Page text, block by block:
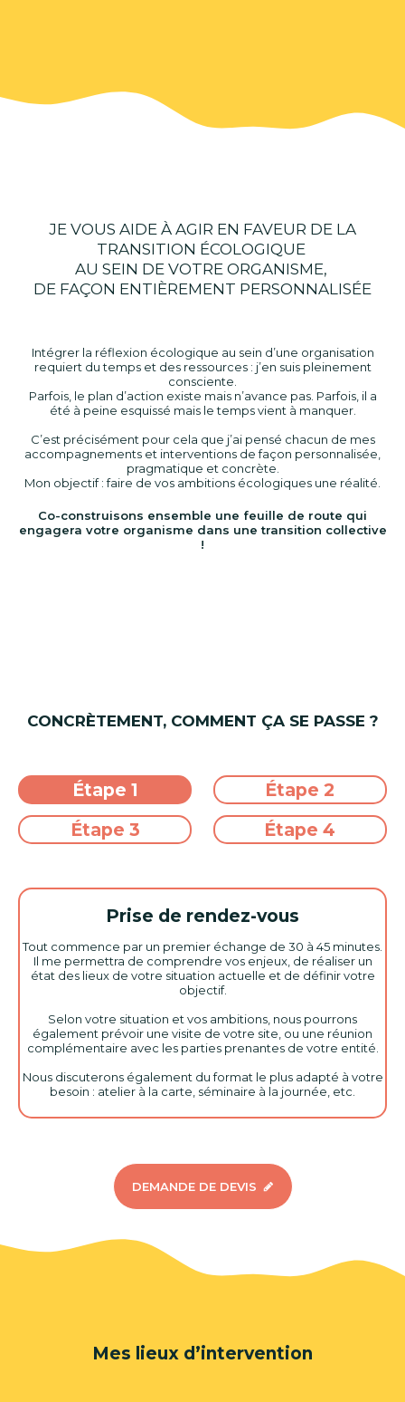
JE VOUS AIDE À AGIR EN FAVEUR DE LA
TRANSITION ÉCOLOGIQUE
AU SEIN DE VOTRE ORGANISME,
DE FAÇON ENTIÈREMENT PERSONNALISÉE
Intégrer la réflexion écologique au sein d’une organisation
requiert du temps et des ressources : j’en suis pleinement
consciente.
Parfois, le plan d’action existe mais n’avance pas. Parfois, il a
été à peine esquissé mais le temps vient à manquer.
C’est précisément pour cela que j’ai pensé chacun de mes
accompagnements et interventions de façon personnalisée,
pragmatique et concrète.
Mon objectif : faire de vos ambitions écologiques une réalité.
Co-construisons ensemble une feuille de route qui
engagera votre organisme dans une transition collective
!
CONCRÈTEMENT, COMMENT ÇA SE PASSE ?
Étape 1
Étape 2
Étape 3
Étape 4
Prise de rendez-vous
Tout commence par un premier échange de 30 à 45 minutes.
Il me permettra de comprendre vos enjeux, de réaliser un
état des lieux de votre situation actuelle et de définir votre
objectif.
Selon votre situation et vos ambitions, nous pourrons
également prévoir une visite de votre site, ou une réunion
complémentaire avec les parties prenantes de votre entité.
Nous discuterons également du format le plus adapté à votre
besoin : atelier à la carte, séminaire à la journée, etc.
DEMANDE DE DEVIS
Mes lieux d’intervention